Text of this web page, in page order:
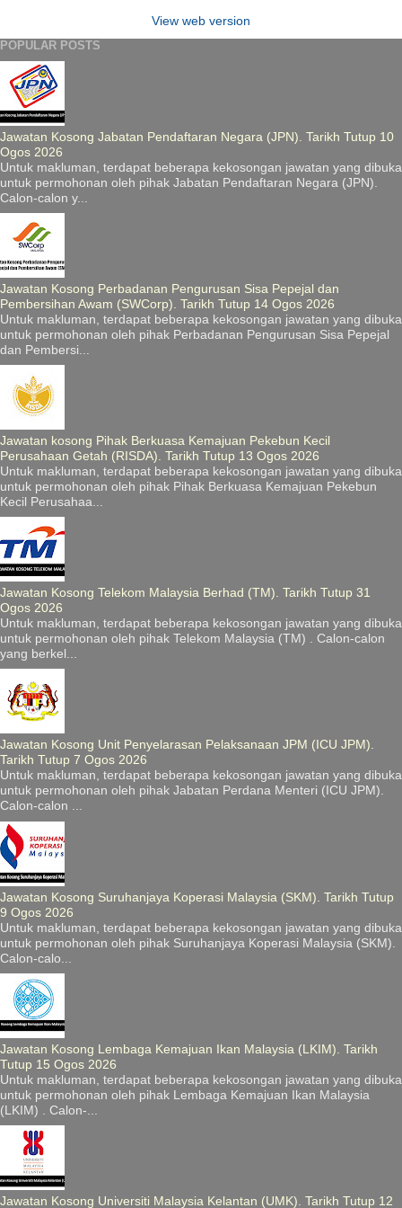
View web version
POPULAR POSTS
Jawatan Kosong Jabatan Pendaftaran Negara (JPN). Tarikh Tutup 10
Ogos 2026
Untuk makluman, terdapat beberapa kekosongan jawatan yang dibuka
untuk permohonan oleh pihak Jabatan Pendaftaran Negara (JPN).
Calon-calon y...
Jawatan Kosong Perbadanan Pengurusan Sisa Pepejal dan
Pembersihan Awam (SWCorp). Tarikh Tutup 14 Ogos 2026
Untuk makluman, terdapat beberapa kekosongan jawatan yang dibuka
untuk permohonan oleh pihak Perbadanan Pengurusan Sisa Pepejal
dan Pembersi...
Jawatan kosong Pihak Berkuasa Kemajuan Pekebun Kecil
Perusahaan Getah (RISDA). Tarikh Tutup 13 Ogos 2026
Untuk makluman, terdapat beberapa kekosongan jawatan yang dibuka
untuk permohonan oleh pihak Pihak Berkuasa Kemajuan Pekebun
Kecil Perusahaa...
Jawatan Kosong Telekom Malaysia Berhad (TM). Tarikh Tutup 31
Ogos 2026
Untuk makluman, terdapat beberapa kekosongan jawatan yang dibuka
untuk permohonan oleh pihak Telekom Malaysia (TM) . Calon-calon
yang berkel...
Jawatan Kosong Unit Penyelarasan Pelaksanaan JPM (ICU JPM).
Tarikh Tutup 7 Ogos 2026
Untuk makluman, terdapat beberapa kekosongan jawatan yang dibuka
untuk permohonan oleh pihak Jabatan Perdana Menteri (ICU JPM).
Calon-calon ...
Jawatan Kosong Suruhanjaya Koperasi Malaysia (SKM). Tarikh Tutup
9 Ogos 2026
Untuk makluman, terdapat beberapa kekosongan jawatan yang dibuka
untuk permohonan oleh pihak Suruhanjaya Koperasi Malaysia (SKM).
Calon-calo...
Jawatan Kosong Lembaga Kemajuan Ikan Malaysia (LKIM). Tarikh
Tutup 15 Ogos 2026
Untuk makluman, terdapat beberapa kekosongan jawatan yang dibuka
untuk permohonan oleh pihak Lembaga Kemajuan Ikan Malaysia
(LKIM) . Calon-...
Jawatan Kosong Universiti Malaysia Kelantan (UMK). Tarikh Tutup 12